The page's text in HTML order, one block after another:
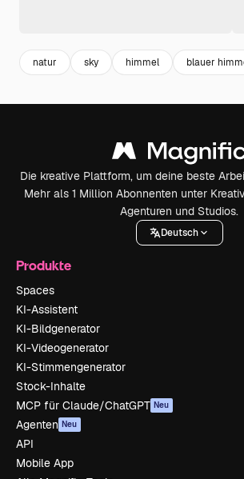
natur sky himmel blauer
Die kreative Plattform, um deine beste
Mehr als 1 Million Abonnenten unter
Agenturen und Studios.
Deutsch
Produkte
Spaces
KI-Assistent
KI-Bildgenerator
KI-Videogenerator
KI-Stimmengenerator
Stock-Inhalte
MCP für Claude/ChatGPT Neu
Agenten Neu
API
Mobile App